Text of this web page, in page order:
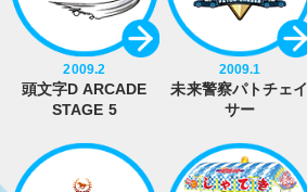
2009.2
頭文字D ARCADE
STAGE 5
2009.1
未来警察パトチェイ
サー